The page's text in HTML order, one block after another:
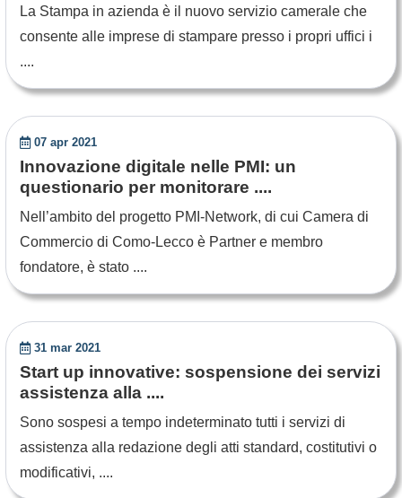
La Stampa in azienda è il nuovo servizio camerale che
consente alle imprese di stampare presso i propri uffici i
....
07 apr 2021
Innovazione digitale nelle PMI: un
questionario per monitorare ....
Nell’ambito del progetto PMI-Network, di cui Camera di
Commercio di Como-Lecco è Partner e membro
fondatore, è stato ....
31 mar 2021
Start up innovative: sospensione dei servizi
assistenza alla ....
Sono sospesi a tempo indeterminato tutti i servizi di
assistenza alla redazione degli atti standard, costitutivi o
modificativi, ....